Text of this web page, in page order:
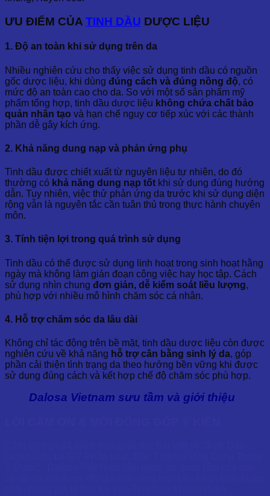
ƯU ĐIỂM CỦA TINH DẦU DƯỢC LIỆU
1. Độ an toàn khi sử dụng trên da
Nhiều nghiên cứu cho thấy việc sử dụng tinh dầu có nguồn
gốc dược liệu, khi dùng đúng cách và đúng nồng độ, có
mức độ an toàn cao cho da. So với một số sản phẩm mỹ
phẩm tổng hợp, tinh dầu dược liệu không chứa chất bảo
quản nhân tạo và hạn chế nguy cơ tiếp xúc với các thành
phần dễ gây kích ứng.
2. Khả năng dung nạp và phản ứng phụ
Tinh dầu được chiết xuất từ nguyên liệu tự nhiên, do đó
thường có khả năng dung nạp tốt khi sử dụng đúng hướng
dẫn. Tuy nhiên, việc thử phản ứng da trước khi sử dụng diện
rộng vẫn là nguyên tắc cần tuân thủ trong thực hành chuyên
môn.
3. Tính tiện lợi trong quá trình sử dụng
Tinh dầu có thể được sử dụng linh hoạt trong sinh hoạt hằng
ngày mà không làm gián đoạn công việc hay học tập. Cách
sử dụng nhìn chung đơn giản, dễ kiểm soát liều lượng,
phù hợp với nhiều mô hình chăm sóc cá nhân.
4. Hỗ trợ chăm sóc da lâu dài
Không chỉ tác động trên bề mặt, tinh dầu dược liệu còn được
nghiên cứu về khả năng hỗ trợ cân bằng sinh lý da, góp
phần cải thiện tình trạng da theo hướng bền vững khi được
sử dụng đúng cách và kết hợp chế độ chăm sóc phù hợp.
Dalosa Vietnam sưu tầm và giới thiệu